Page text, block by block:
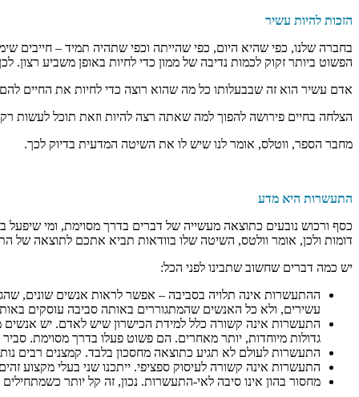
הזכות להיות עשיר
בחברה שלנו, כפי שהיא היום, כפי שהייתה וכפי שתהיה תמיד – חייבים
הפשוט ביותר זקוק לכמות נדיבה של ממון כדי לחיות באופן משביע
אדם עשיר הוא זה שבבעלותו כל מה שהוא רוצה כדי לחיות את החיים
הצלחה בחיים פירושה להפוך למה שאתה רצה להיות וזאת תוכל לעשות
מחבר הספר, ווטלס, אומר לנו שיש לו את השיטה המדעית בדיוק לכך.
התעשרות היא מדע
כסף ורכוש נובעים כתוצאה מעשייה של דברים בדרך מסוימת, ומי
דומות ולכן, אומר וולטס, השיטה שלו בוודאות תביא אתכם לתוצאה של
יש כמה דברים שחשוב שתבינו לפני הכל:
ההתעשרות אינה תלויה בסביבה – אפשר לראות אנשים שונים,
עשירים, ולא כל האנשים שהמתגוררים באותה סביבה עוסקים
התעשרות אינה קשורה כלל למידת הכישרון שיש לאדם. יש אנשים
גדולות מיוחדות, יותר מאחרים. הם פשוט פעלו בדרך מסוימת.
התעשרות לעולם לא תגיע כתוצאה מחסכון בלבד. קמצנים רבים
התעשרות אינה קשורה לעיסוק ספציפי. ייתכנו שני בעלי מקצוע
מחסור בהון אינו סיבה לאי-התעשרות. נכון, זה קל יותר